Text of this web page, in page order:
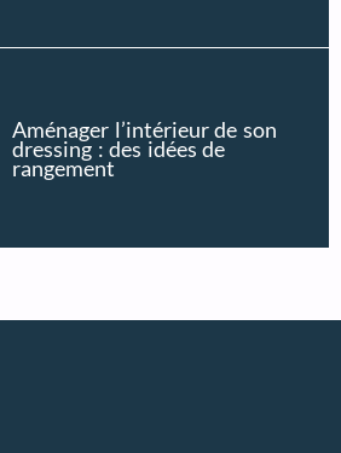
Aménager l’intérieur de son
dressing : des idées de
rangement